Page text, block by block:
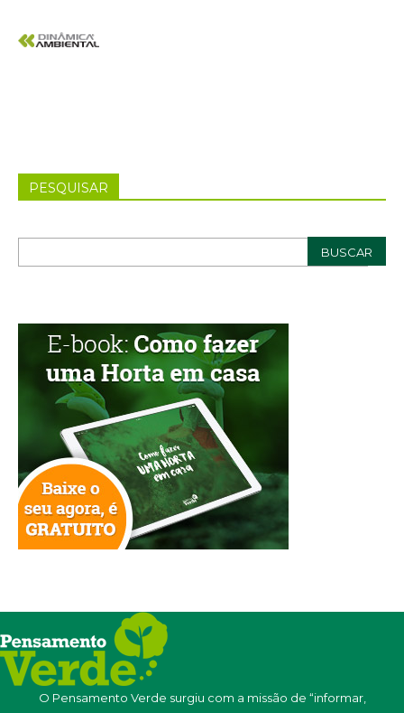
PESQUISAR
O Pensamento Verde surgiu com a missão de “informar,